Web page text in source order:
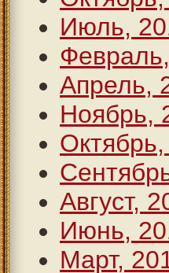
Июль,
Апрель,
Ноябрь,
Август,
Июнь,
Март,